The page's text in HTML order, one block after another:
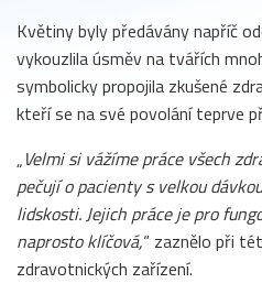
Květiny byly předávány napříč
vykouzlila úsměv na tvářích
symbolicky propojila zkušené
kteří se na své povolání teprve
„Velmi si vážíme práce všech
pečují o pacienty s velkou
lidskosti. Jejich práce je pro
naprosto klíčová,“ zaznělo při
zdravotnických zařízení.